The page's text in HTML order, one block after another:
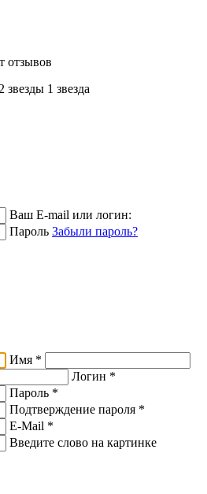
отзывов
2 звeзды 1 звeзда
Ваш E-mail или логин:
Пароль Забыли пароль?
Имя *
Логин *
Пароль *
Подтверждение пароля *
E-Mail *
Введите слово на картинке